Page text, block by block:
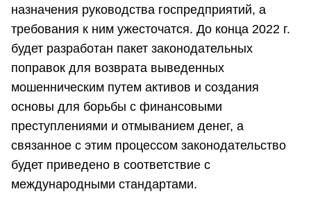
назначения руководства госпредприятий, а
требования к ним ужесточатся. До конца 2022 г.
будет разработан пакет законодательных
поправок для возврата выведенных
мошенническим путем активов и создания
основы для борьбы с финансовыми
преступлениями и отмыванием денег, а
связанное с этим процессом законодательство
будет приведено в соответствие с
международными стандартами.